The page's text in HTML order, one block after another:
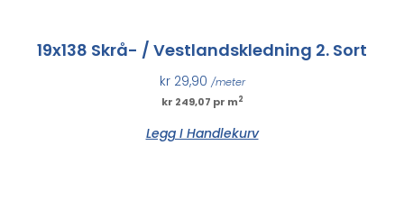
19x138 Skrå- / Vestlandskledning 2. Sort
kr29,90 /meter
kr 249,07 pr m2
Legg I Handlekurv